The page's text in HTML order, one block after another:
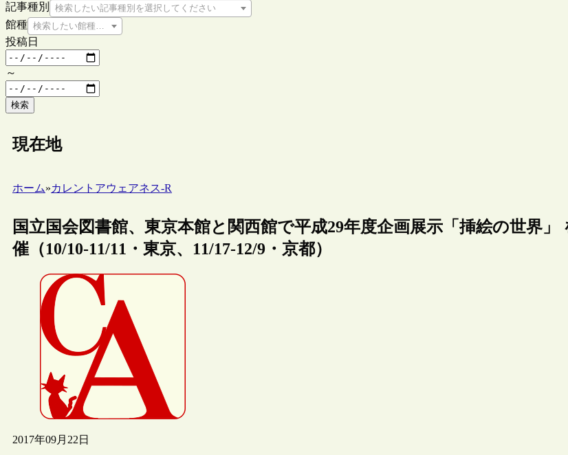
記事種別
検索したい記事種別を選択してください
館種 検索したい館種を選択してください
投稿日
～
検索
現在地
ホーム»カレントアウェアネス-R
国立国会図書館、東京本館と関西館で平成29年度企画展示「挿絵の世界」
催（10/10-11/11・東京、11/17-12/9・京都）
2017年09月22日